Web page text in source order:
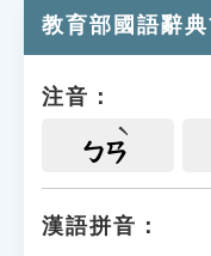
單字索引
遊戲專區
教育部國語辭
注音：
ㄅㄢ
漢語拼音：